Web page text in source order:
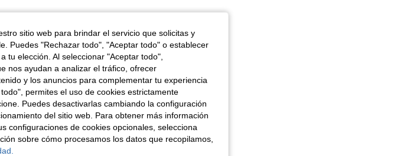
Útil (0)
sitio web para brindar el servicio que solicitas y
Puedes "Rechazar todo", "Aceptar todo" o establecer
tu elección. Al seleccionar "Aceptar todo",
nos ayudan a analizar el tráfico, ofrecer
y los anuncios para complementar tu experiencia
permites el uso de cookies estrictamente
Puedes desactivarlas cambiando la configuración
del sitio web. Para obtener más información
configuraciones de cookies opcionales, selecciona
sobre cómo procesamos los datos que recopilamos,